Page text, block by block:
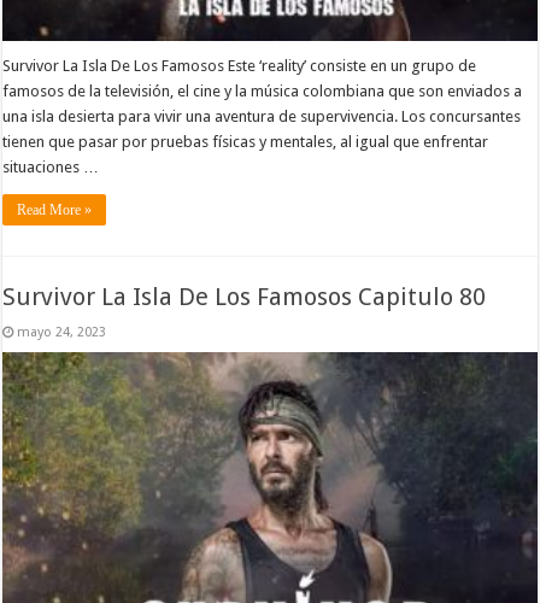
Survivor La Isla De Los Famosos Este ‘reality’ consiste en un grupo de
famosos de la televisión, el cine y la música colombiana que son enviados a
una isla desierta para vivir una aventura de supervivencia. Los concursantes
tienen que pasar por pruebas físicas y mentales, al igual que enfrentar
situaciones …
Read More »
Survivor La Isla De Los Famosos Capitulo 80
mayo 24, 2023